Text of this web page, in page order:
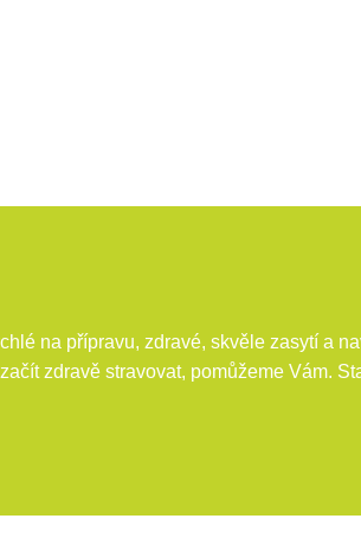
na přípravu, zdravé, skvěle zasytí a
zdravě stravovat, pomůžeme Vám.